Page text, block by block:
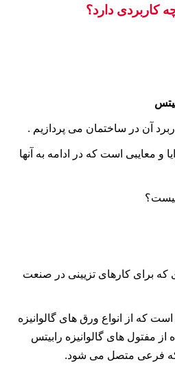
دارد؟
آن در ساختمان می پردازیم .
و معایبی است که در ادامه به آنها
چیست؟
برای کارهای تزیینی در صنعت
که از انواع ورق های گالوانیزه
مفتول های گالوانیزه رابیتس
فرعی متصل می شود.